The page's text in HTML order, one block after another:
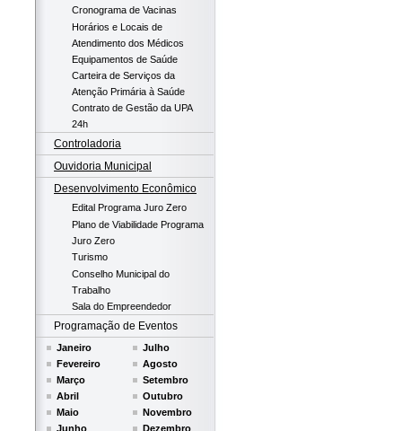
Cronograma de Vacinas
Horários e Locais de
Atendimento dos Médicos
Equipamentos de Saúde
Carteira de Serviços da
Atenção Primária à Saúde
Contrato de Gestão da UPA
24h
Controladoria
Ouvidoria Municipal
Desenvolvimento Econômico
Edital Programa Juro Zero
Plano de Viabilidade Programa
Juro Zero
Turismo
Conselho Municipal do
Trabalho
Sala do Empreendedor
Programação de Eventos
Janeiro
Fevereiro
Março
Abril
Maio
Junho
Julho
Agosto
Setembro
Outubro
Novembro
Dezembro